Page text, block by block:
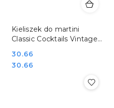
Kieliszek do martini
Classic Cocktails Vintage,
Cena:
30.66
Cena:
30.66